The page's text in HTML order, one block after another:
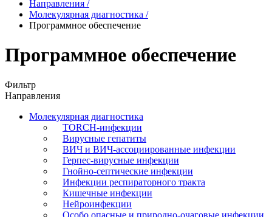
Направления /
Молекулярная диагностика /
Программное обеспечение
Программное обеспечение
Фильтр
Направления
Молекулярная диагностика
TORCH-инфекции
Вирусные гепатиты
ВИЧ и ВИЧ-ассоциированные инфекции
Герпес-вирусные инфекции
Гнойно-септические инфекции
Инфекции респираторного тракта
Кишечные инфекции
Нейроинфекции
Особо опасные и природно-очаговые инфекции